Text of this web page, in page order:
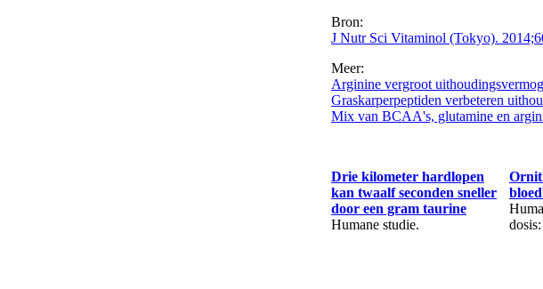
Bron:
J Nutr Sci Vitaminol (Tokyo).
Meer:
Arginine vergroot
Graskarperpeptiden verbeteren
Mix van BCAA's, glutamine en
Drie kilometer hardlopen
kan twaalf seconden sneller
door een gram taurine
Humane studie.